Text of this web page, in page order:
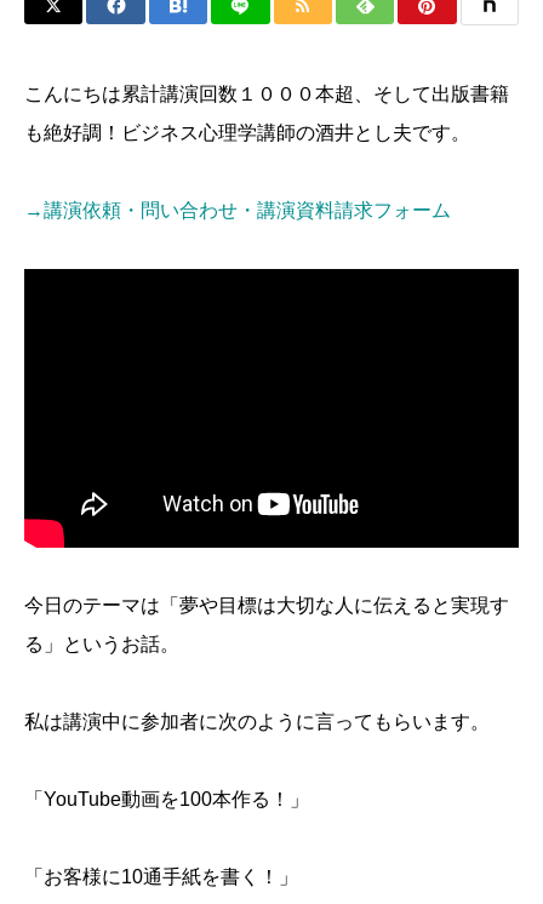
こんにちは累計講演回数１０００本超、そして出版書籍
も絶好調！ビジネス心理学講師の酒井とし夫です。
→講演依頼・問い合わせ・講演資料請求フォーム
今日のテーマは「夢や目標は大切な人に伝えると実現す
る」というお話。
私は講演中に参加者に次のように言ってもらいます。
「YouTube動画を100本作る！」
「お客様に10通手紙を書く！」